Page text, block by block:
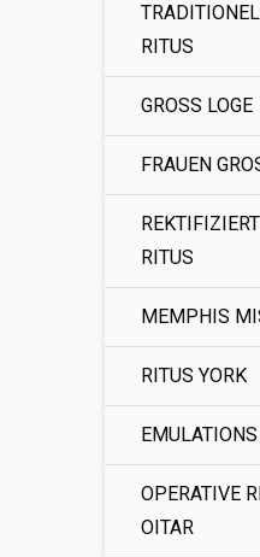
RITUS
GROSS LOGE
FRAUEN
RITUS
MEMPHIS
RITUS YORK
OPERATIVE
OITAR